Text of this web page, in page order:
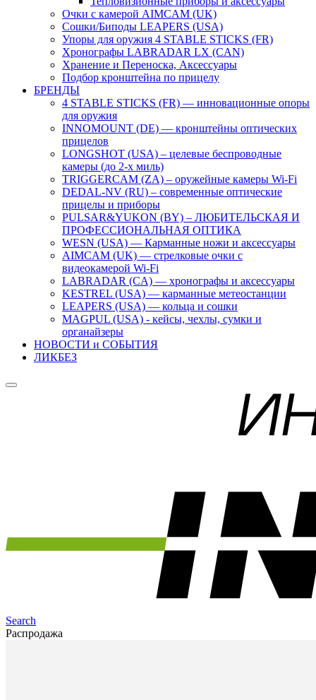
Очки с камерой AIMCAM (UK)
Сошки/Биподы LEAPERS (USA)
Упоры для оружия 4 STABLE STICKS (FR)
Хронографы LABRADAR LX (CAN)
Хранение и Переноска, Аксессуары
Подбор кронштейна по прицелу
БРЕНДЫ
4 STABLE STICKS (FR) — инновационные опоры
для оружия
INNOMOUNT (DE) — кронштейны оптических
прицелов
LONGSHOT (USA) – целевые беспроводные
камеры (до 2-х миль)
TRIGGERCAM (ZA) – оружейные камеры Wi-Fi
DEDAL-NV (RU) – современные оптические
прицелы и приборы
PULSAR&YUKON (BY) – ЛЮБИТЕЛЬСКАЯ И
ПРОФЕССИОНАЛЬНАЯ ОПТИКА
WESN (USA) — Карманные ножи и аксессуары
AIMCAM (UK) — стрелковые очки с
видеокамерой Wi-Fi
LABRADAR (CA) — хронографы и аксессуары
KESTREL (USA) — карманные метеостанции
LEAPERS (USA) — кольца и сошки
MAGPUL (USA) - кейсы, чехлы, сумки и
органайзеры
НОВОСТИ и СОБЫТИЯ
ЛИКБЕЗ
Search
Распродажа